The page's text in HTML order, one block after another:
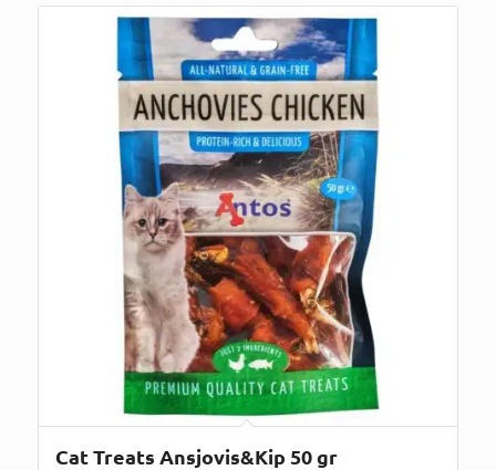
Cat Treats Ansjovis&Kip 50 gr